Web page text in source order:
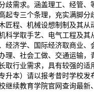
歧需求。涵盖理工、经管、
起专三个条理，充实满脚分
匠程、机械设想制制及其从
科学取手艺、电气工程及其
经济学、国际经济取商业、
理、社会工做、交通运输，
取行业需求，具有较强的适
升本）请以报考昔时学校发
继续教育学院官网查询最新